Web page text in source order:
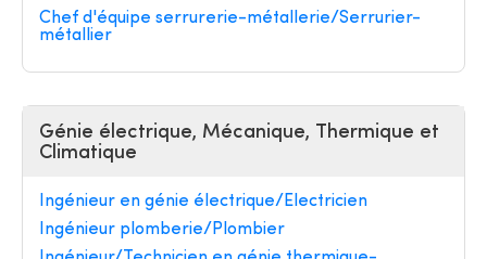
Chef d'équipe serrurerie-métallerie/Serrurier-
métallier
Génie électrique, Mécanique, Thermique et
Climatique
Ingénieur en génie électrique/Electricien
Ingénieur plomberie/Plombier